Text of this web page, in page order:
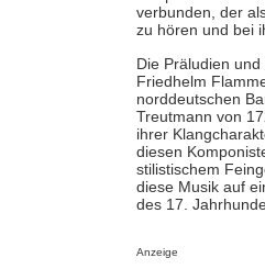
verbunden, der
zu hören und bei
Die Präludien
Friedhelm
norddeutschen
Treutmann von
ihrer
diesen
stilistischem
diese Musik auf
des 17.
Anzeige